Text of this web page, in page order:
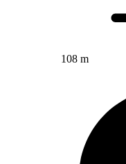
108 m